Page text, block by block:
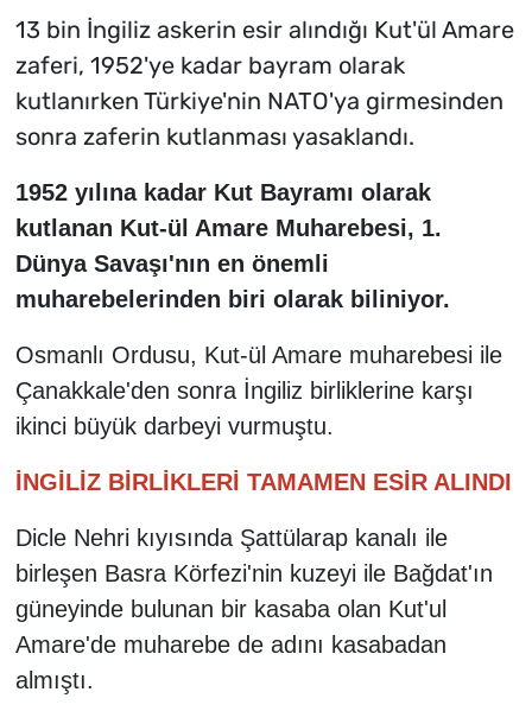
13 bin İngiliz askerin esir alındığı Kut'ül Amare
zaferi, 1952'ye kadar bayram olarak
kutlanırken Türkiye'nin NATO'ya girmesinden
sonra zaferin kutlanması yasaklandı.
1952 yılına kadar Kut Bayramı olarak
kutlanan Kut-ül Amare Muharebesi, 1.
Dünya Savaşı'nın en önemli
muharebelerinden biri olarak biliniyor.
Osmanlı Ordusu, Kut-ül Amare muharebesi ile
Çanakkale'den sonra İngiliz birliklerine karşı
ikinci büyük darbeyi vurmuştu.
İNGİLİZ BİRLİKLERİ TAMAMEN ESİR ALINDI
Dicle Nehri kıyısında Şattülarap kanalı ile
birleşen Basra Körfezi'nin kuzeyi ile Bağdat'ın
güneyinde bulunan bir kasaba olan Kut'ul
Amare'de muharebe de adını kasabadan
almıştı.